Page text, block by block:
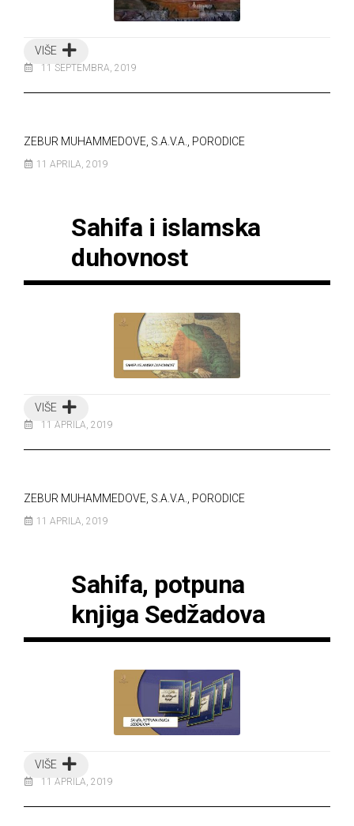
VIŠE
11 SEPTEMBRA, 2019
ZEBUR MUHAMMEDOVE, S.A.V.A., PORODICE
11 APRILA, 2019
Sahifa i islamska
duhovnost
VIŠE
11 APRILA, 2019
ZEBUR MUHAMMEDOVE, S.A.V.A., PORODICE
11 APRILA, 2019
Sahifa, potpuna
knjiga Sedžadova
VIŠE
11 APRILA, 2019